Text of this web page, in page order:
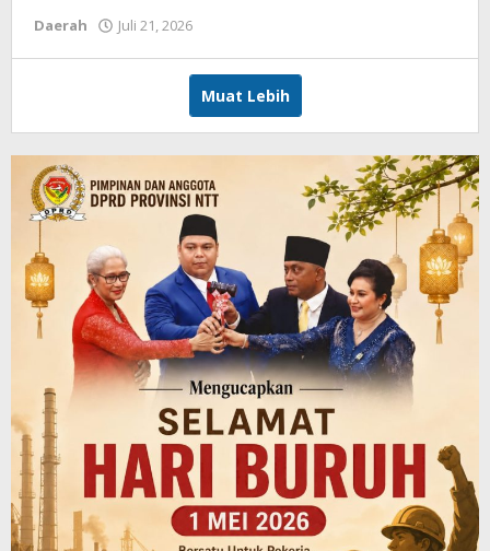
Daerah Juli 21, 2026
Tu@mes
Muat Lebih